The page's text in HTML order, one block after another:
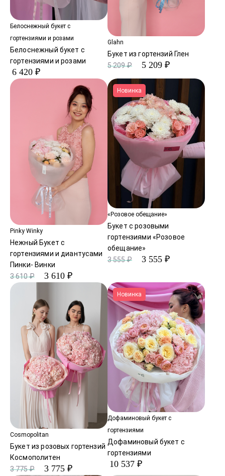
Белоснежный букет с
гортензиями и розами
Белоснежный букет с
гортензиями и розами
6 420 ₽
Glahn
Букет из гортензий Глен
5 209 ₽
5 209 ₽
Pinky Winky
Нежный Букет с
гортензиями и диантусами
Пинки- Винки
3 610 ₽
3 610 ₽
Новинка
«Розовое обещание»
Букет с розовыми
гортензиями «Розовое
обещание»
3 555 ₽
3 555 ₽
Cosmopolitan
Букет из розовых гортензий
Космополитен
3 775 ₽
3 775 ₽
Новинка
Дофаминовый букет с
гортензиями
Дофаминовый букет с
гортензиями
10 537 ₽